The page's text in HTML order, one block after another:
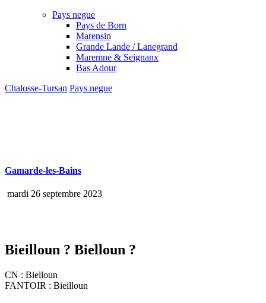
Pays negue
Pays de Born
Marensin
Grande Lande / Lanegrand
Maremne & Seignanx
Bas Adour
Chalosse-Tursan Pays negue
Gamarde-les-Bains
mardi 26 septembre 2023
Bieilloun ? Bielloun ?
CN : Bielloun
FANTOIR : Bieilloun